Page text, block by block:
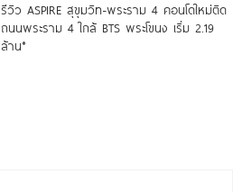
รีวิว ASPIRE สุขุมวิท-พระราม 4 คอนโดใหม่ติด
ถนนพระราม 4 ใกล้ BTS พระโขนง เริ่ม 2.19
ล้าน*